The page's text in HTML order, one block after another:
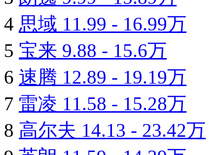
4 思域 11.99 - 16.99万
5 宝来 9.88 - 15.6万
6 速腾 12.89 - 19.19万
7 雷凌 11.58 - 15.28万
8 高尔夫 14.13 - 23.42万